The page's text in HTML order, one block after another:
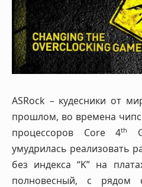
ASRock – кудесники от
прошлом, во времена
процессоров Core 4th
умудрилась реализовать
без индекса “K” на
полновесный, с рядом